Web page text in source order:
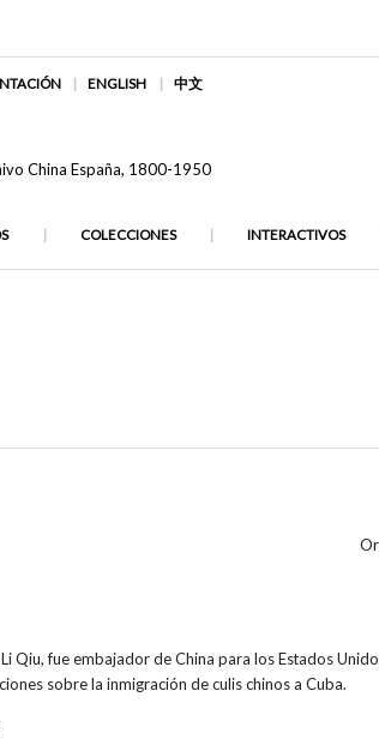
ENGLISH 中文
COLECCIONES INTERACTIVOS
Qiu, fue embajador de China para los Estados
sobre la inmigración de culis chinos a Cuba.